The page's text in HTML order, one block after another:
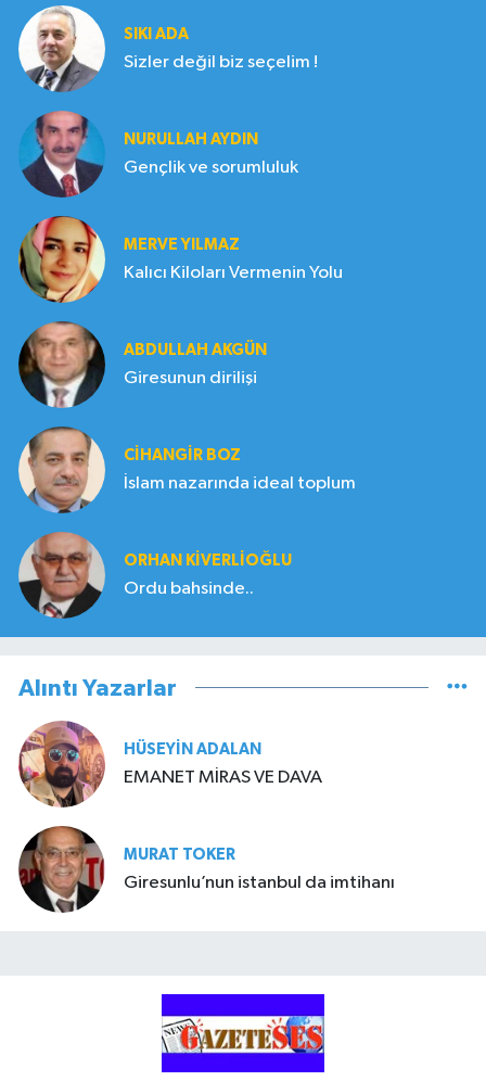
SIKI ADA
Sizler değil biz seçelim !
NURULLAH AYDIN
Gençlik ve sorumluluk
MERVE YILMAZ
Kalıcı Kiloları Vermenin Yolu
ABDULLAH AKGÜN
Giresunun dirilişi
CIHANGIR BOZ
İslam nazarında ideal toplum
ORHAN KIVERLIOĞLU
Ordu bahsinde..
Alıntı Yazarlar
HÜSEYIN ADALAN
EMANET MİRAS VE DAVA
MURAT TOKER
Giresunlu’nun istanbul da imtihanı